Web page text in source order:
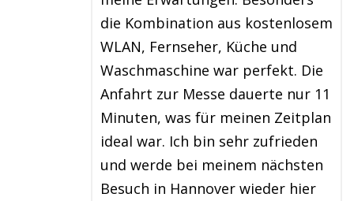
die Kombination aus kostenlosem
WLAN, Fernseher, Küche und
Waschmaschine war perfekt. Die
Anfahrt zur Messe dauerte nur 11
Minuten, was für meinen Zeitplan
ideal war. Ich bin sehr zufrieden
und werde bei meinem nächsten
Besuch in Hannover wieder hier